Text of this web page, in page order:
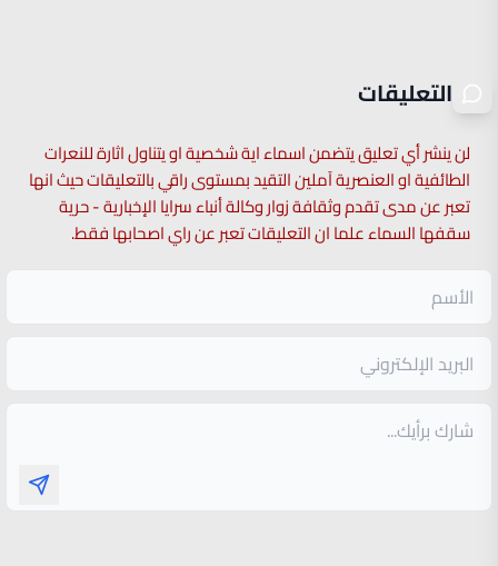
التعليقات
لن ينشر أي تعليق يتضمن اسماء اية شخصية او يتناول اثارة للنعرات
الطائفية او العنصرية آملين التقيد بمستوى راقي بالتعليقات حيث انها
تعبر عن مدى تقدم وثقافة زوار وكالة أنباء سرايا الإخبارية - حرية
سقفها السماء علما ان التعليقات تعبر عن راي اصحابها فقط.